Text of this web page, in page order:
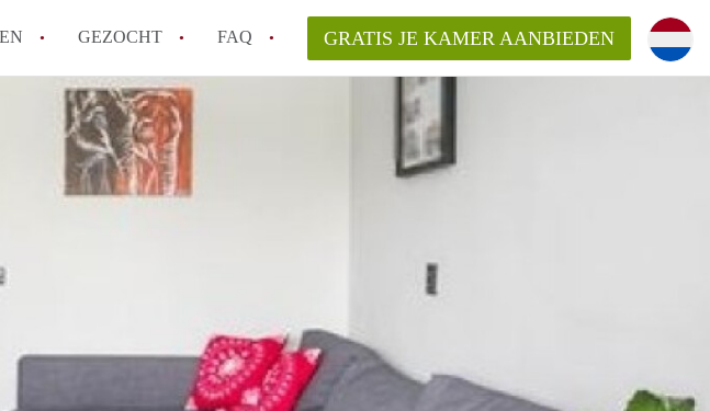
GEZOCHT FAQ
Hoe vind ik snel een kamer in Utrecht?
Hoe moeilijk is het om een kamer te vinden in Utrecht?
Tips: om in Utrecht een kamer te vinden!
GRATIS JE KAMER AANBIEDEN